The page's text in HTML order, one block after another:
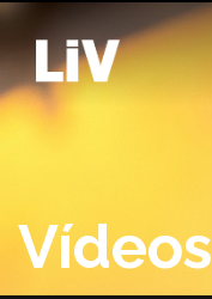
Vídeos